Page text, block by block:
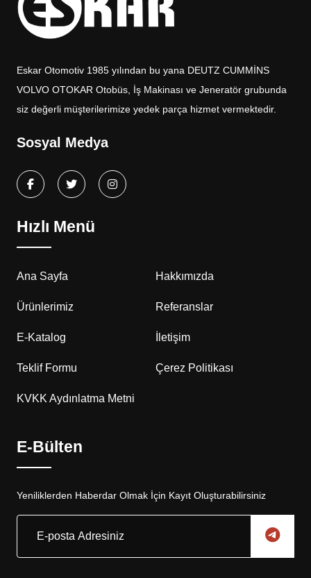
Eskar Otomotiv 1985 yılından bu yana DEUTZ CUMMİNS
VOLVO OTOKAR Otobüs, İş Makinası ve Jeneratör grubunda
siz değerli müşterilerimize yedek parça hizmet vermektedir.
Sosyal Medya
Hızlı Menü
Ana Sayfa Hakkımızda
Ürünlerimiz Referanslar
E-Katalog İletişim
Teklif Formu Çerez Politikası
KVKK Aydınlatma Metni
E-Bülten
Yeniliklerden Haberdar Olmak İçin Kayıt Oluşturabilirsiniz